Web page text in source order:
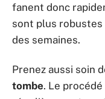
fanent donc
sont plus
des semaines.
Prenez aussi soin
tombe. Le